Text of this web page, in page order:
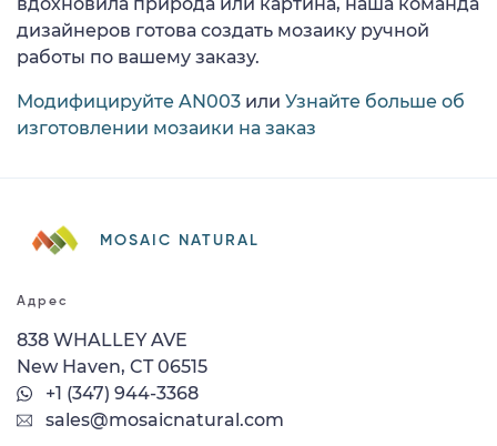
дизайнеров готова создать мозаику ручной
работы по вашему заказу.
Модифицируйте AN003 или Узнайте больше об
изготовлении мозаики на заказ
MOSAIC NATURAL
Адрес
838 WHALLEY AVE
New Haven, CT 06515
+1 (347) 944-3368
sales@mosaicnatural.com